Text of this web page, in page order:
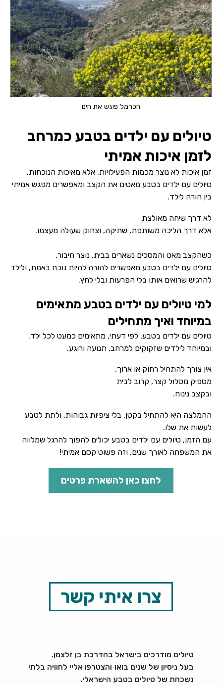
הכרמל פוגש את הים
טיולים עם ילדים בטבע כמרחב
לזמן איכות אמיתי
זמן איכות לא נוצר מכמות הפעילויות, אלא מאיכות הנוכחות.
טיולים עם ילדים בטבע מאטים את הקצב ומאפשרים מפגש אמיתי
בין הורה לילד.
לא דרך שיחה מאולצת
אלא דרך הליכה משותפת, שתיקה, וצחוק שעולה מעצמו.
כשהקצב מאט והמסכים נשארים בבית, נוצר חיבור.
טיולים עם ילדים בטבע מאפשרים להורה להיות נוכח באמת, ולילד
להרגיש שרואים אותו בלי הפרעות ובלי לחץ.
למי טיולים עם ילדים בטבע מתאימים
במיוחד ואיך מתחילים
טיולים עם ילדים בטבע, לפי דעתי, מתאימים כמעט לכל ילד.
ובמיוחד לילדים שזקוקים למרחב, תנועה ורוגע.
אין צורך להתחיל רחוק או ארוך.
מספיק מסלול קצר, קרוב לבית
ובקצב נינוח.
ההמלצה היא להתחיל בקטן, בלי ציפיות גבוהות, ולתת לטבע
לעשות את שלו.
עם הזמן, טיולים עם ילדים בטבע יכולים להפוך להרגל שמלווה
את המשפחה לאורך שנים, וזה פשוט קסם אמיתי!
לחצו כאן להשארת פרטים
צרו איתי קשר
טיולים מודרכים בישראל בהדרכת בן זלצמן.
בעל ניסיון של שנים בואו והצטרפו אליי לחוויה בלתי
נשכחת של טיולים בטבע הישראלי.